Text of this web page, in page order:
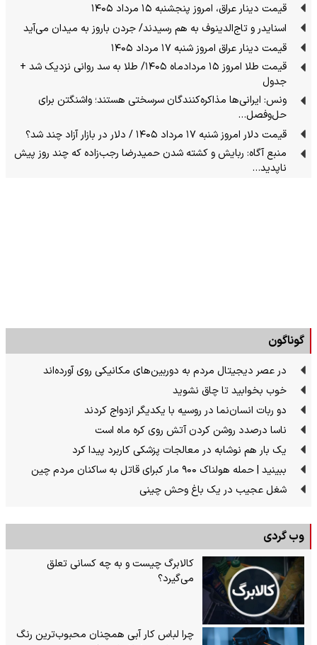
قیمت دینار عراق، امروز پنجشنبه ۱۵ مرداد ۱۴۰۵
اسنایدر و تاج‌الدینوف به هم رسیدند/ جردن باروز به میدان می‌آید
قیمت دینار عراق امروز شنبه ۱۷ مرداد ۱۴۰۵
قیمت طلا امروز ۱۵ مردادماه ۱۴۰۵/ طلا به سد روانی نزدیک شد +
جدول
ونس: ایرانی‌ها مذاکره‌کنندگان سرسختی هستند؛ واشنگتن برای
حل‌وفصل…
قیمت دلار امروز شنبه ۱۷ مرداد ۱۴۰۵ / دلار در بازار آزاد چند شد؟
منبع آگاه: ربایش و کشته شدن حمیدرضا رجب‌زاده که چند روز پیش
ناپدید…
گوناگون
در عصر دیجیتال مردم به دوربین‌های مکانیکی روی آورده‌اند
خوب بخوابید تا چاق نشوید
دو ربات انسان‌نما در روسیه با یکدیگر ازدواج کردند
ناسا درصدد روشن کردن آتش روی کره ماه است
یک بار هم نوشابه در معالجات پزشکی کاربرد پیدا کرد
ببینید | حمله هولناک ۹۰۰ مار کبرای قاتل به ساکنان مردم چین
شغل عجیب در یک باغ وحش چینی
وب گردی
کالابرگ چیست و به چه کسانی تعلق
می‌گیرد؟
چرا لباس کار آبی همچنان محبوب‌ترین رنگ